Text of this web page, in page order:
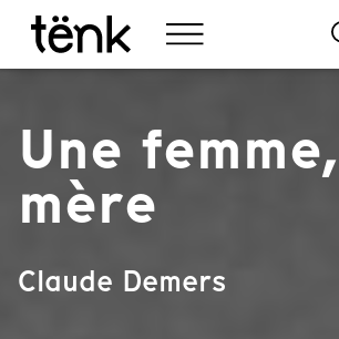
Une
mère
Claude Demers